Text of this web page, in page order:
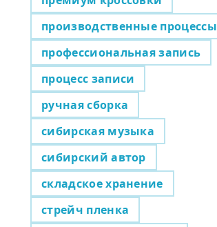
производственные процессы
профессиональная запись
процесс записи
ручная сборка
сибирская музыка
сибирский автор
складское хранение
стрейч пленка